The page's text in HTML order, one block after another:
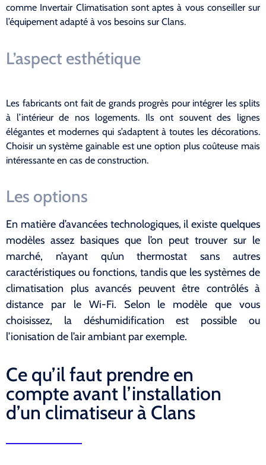
comme Invertair Climatisation sont aptes à vous conseiller sur
l’équipement adapté à vos besoins sur Clans.
L’aspect esthétique
Les fabricants ont fait de grands progrès pour intégrer les splits
à l’intérieur de nos logements. Ils ont souvent des lignes
élégantes et modernes qui s’adaptent à toutes les décorations.
Choisir un système gainable est une option plus coûteuse mais
intéressante en cas de construction.
Les options
En matière d’avancées technologiques, il existe quelques
modèles assez basiques que l’on peut trouver sur le
marché, n’ayant qu’un thermostat sans autres
caractéristiques ou fonctions, tandis que les systèmes de
climatisation plus avancés peuvent être contrôlés à
distance par le Wi-Fi. Selon le modèle que vous
choisissez, la déshumidification est possible ou
l’ionisation de l’air ambiant par exemple.
Ce qu’il faut prendre en
compte avant l’installation
d’un climatiseur à Clans